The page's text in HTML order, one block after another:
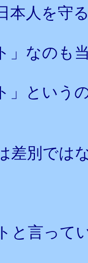
本人を守
」なのも
」という
差別では
と言って